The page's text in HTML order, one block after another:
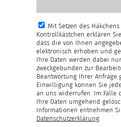
Mit Setzen des
Kontrollkästchen erklären
dass die von Ihnen
elektronisch erhoben und
Ihre Daten werden dabei
zweckgebunden zur
Beantwortung Ihrer Anfrage
Einwilligung können Sie
an uns widerrufen. Im Falle
Ihre Daten umgehend
Informationen entnehmen
Datenschutzerklärung